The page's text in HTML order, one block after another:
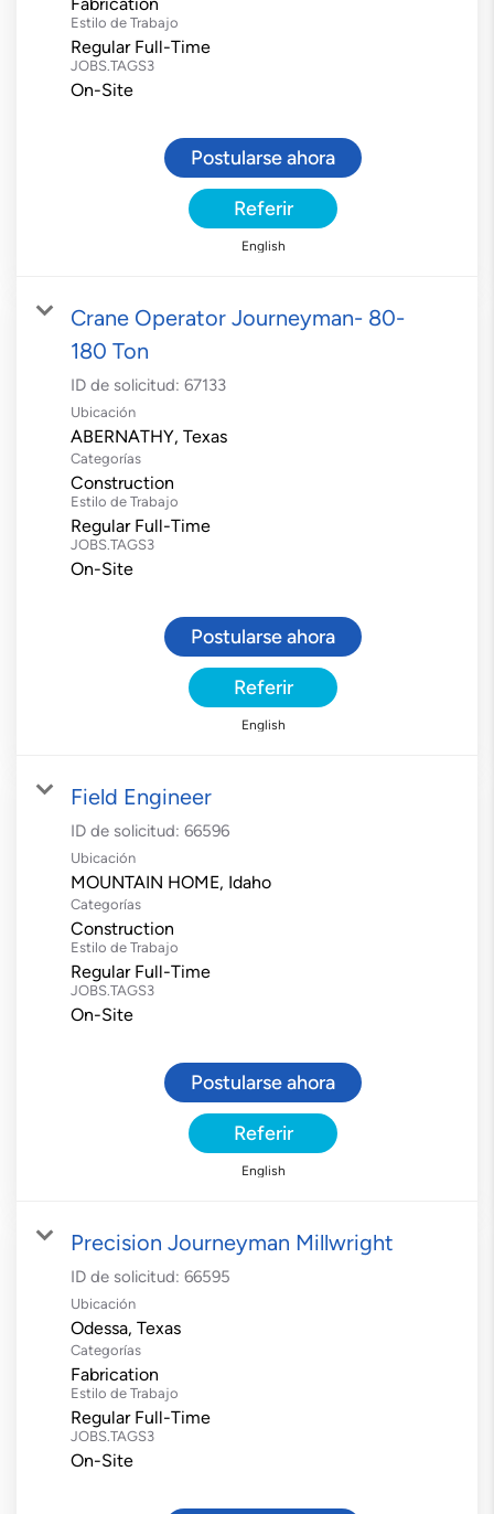
Estilo de Trabajo
Regular Full-Time
JOBS.TAGS3
On-Site
Postularse ahora
Referir
English
Crane Operator Journeyman- 80-
180 Ton
ID de solicitud: 67133
Ubicación
Categorías
Construction
Estilo de Trabajo
Regular Full-Time
JOBS.TAGS3
On-Site
Postularse ahora
Referir
English
Field Engineer
ID de solicitud: 66596
Ubicación
Categorías
Construction
Estilo de Trabajo
Regular Full-Time
JOBS.TAGS3
On-Site
Postularse ahora
Referir
English
Precision Journeyman Millwright
ID de solicitud: 66595
Ubicación
Categorías
Fabrication
Estilo de Trabajo
Regular Full-Time
JOBS.TAGS3
On-Site